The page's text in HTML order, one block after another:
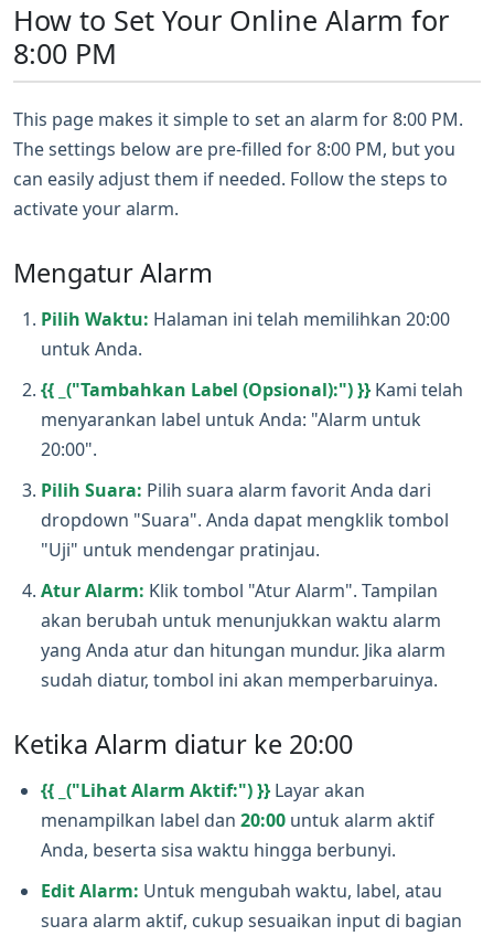
How to Set Your Online Alarm for
8:00 PM
This page makes it simple to set an alarm for 8:00 PM.
The settings below are pre-filled for 8:00 PM, but you
can easily adjust them if needed. Follow the steps to
activate your alarm.
Mengatur Alarm
Pilih Waktu: Halaman ini telah memilihkan 20:00
untuk Anda.
{{ _("Tambahkan Label (Opsional):") }} Kami telah
menyarankan label untuk Anda: "Alarm untuk
20:00".
Pilih Suara: Pilih suara alarm favorit Anda dari
dropdown "Suara". Anda dapat mengklik tombol
"Uji" untuk mendengar pratinjau.
Atur Alarm: Klik tombol "Atur Alarm". Tampilan
akan berubah untuk menunjukkan waktu alarm
yang Anda atur dan hitungan mundur. Jika alarm
sudah diatur, tombol ini akan memperbaruinya.
Ketika Alarm diatur ke 20:00
{{ _("Lihat Alarm Aktif:") }} Layar akan
menampilkan label dan 20:00 untuk alarm aktif
Anda, beserta sisa waktu hingga berbunyi.
Edit Alarm: Untuk mengubah waktu, label, atau
suara alarm aktif, cukup sesuaikan input di bagian